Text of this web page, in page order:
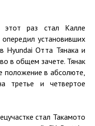
раз стал Калле
установивших
Hyundai Отта Тянака и
в общем зачете. Тянак
положение в абсолюте,
третье и четвертое
стал Такамото